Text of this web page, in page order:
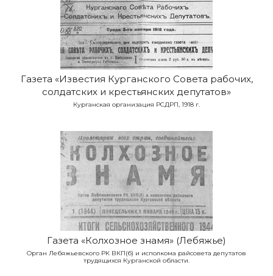
Газета «Известия Курганского Совета рабочих,
солдатских и крестьянских депутатов»
Курганская организация РСДРП, 1918 г.
Газета «Колхозное знамя» (Лебяжье)
Орган Лебяжьевского РК ВКП(б) и исполкома райсовета депутатов
трудящихся Курганской области.